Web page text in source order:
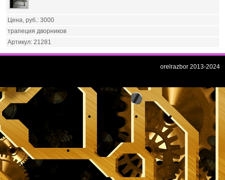
3000
трапеция дворников
21281
orelrazbor 2013-2024